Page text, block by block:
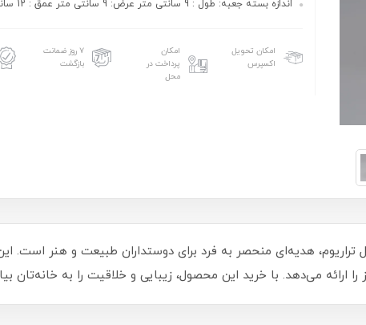
اندازه بسته جعبه: طول : 9 سانتی متر عرض: 9 سانتی متر عمق : 12 سانتی متر
امکان تحویل
اکسپرس
امکان
پرداخت در
محل
۷ روز ضمانت
بازگشت
تراریوم، هدیه‌ای منحصر به فرد برای دوستداران طبیعت و هنر است.
ارائه می‌دهد. با خرید این محصول، زیبایی و خلاقیت را به خانه‌تان